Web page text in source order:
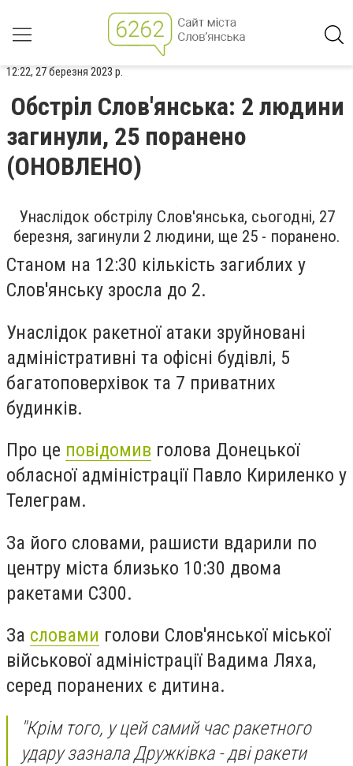
12:22, 27 березня 2023 р.
Обстріл Слов'янська: 2 людини
загинули, 25 поранено
(ОНОВЛЕНО)
Унаслідок обстрілу Слов'янська, сьогодні, 27
березня, загинули 2 людини, ще 25 - поранено.
Станом на 12:30 кількість загиблих у
Слов'янську зросла до 2.
Унаслідок ракетної атаки зруйновані
адміністративні та офісні будівлі, 5
багатоповерхівок та 7 приватних
будинків.
Про це повідомив голова Донецької
обласної адміністрації Павло Кириленко у
Телеграм.
За його словами, рашисти вдарили по
центру міста близько 10:30 двома
ракетами С300.
За словами голови Слов'янської міської
військової адміністрації Вадима Ляха,
серед поранених є дитина.
"Крім того, у цей самий час ракетного
удару зазнала Дружківка - дві ракети